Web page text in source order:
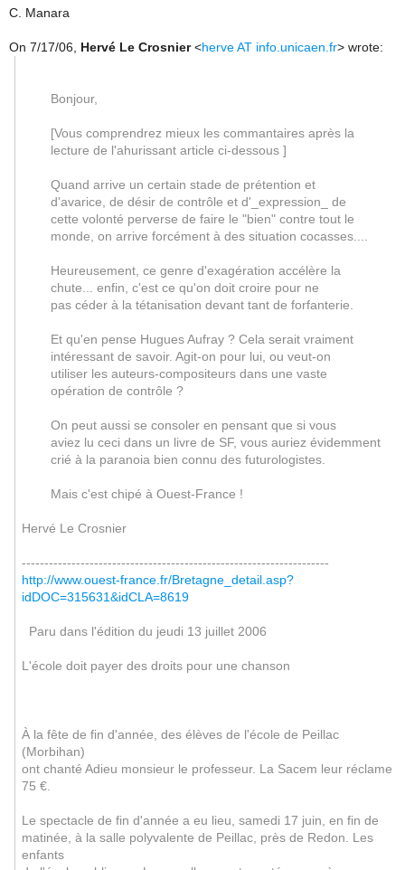
C. Manara
On 7/17/06, Hervé Le Crosnier<herve AT info.unicaen.fr> wrote:
Bonjour,
[Vous comprendrez mieux les commantaires après la
lecture de l'ahurissant article ci-dessous ]
Quand arrive un certain stade de prétention et
d'avarice, de désir de contrôle et d'_expression_ de
cette volonté perverse de faire le "bien" contre tout le
monde, on arrive forcément à des situation cocasses....
Heureusement, ce genre d'exagération accélère la
chute... enfin, c'est ce qu'on doit croire pour ne
pas céder à la tétanisation devant tant de forfanterie.
Et qu'en pense Hugues Aufray ? Cela serait vraiment
intéressant de savoir. Agit-on pour lui, ou veut-on
utiliser les auteurs-compositeurs dans une vaste
opération de contrôle ?
On peut aussi se consoler en pensant que si vous
aviez lu ceci dans un livre de SF, vous auriez évidemment
crié à la paranoia bien connu des futurologistes.
Mais c'est chipé à Ouest-France !
Hervé Le Crosnier
--------------------------------------------------------------------
http://www.ouest-france.fr/Bretagne_detail.asp?
idDOC=315631&idCLA=8619
Paru dans l'édition du jeudi 13 juillet 2006
L'école doit payer des droits pour une chanson
À la fête de fin d'année, des élèves de l'école de Peillac
(Morbihan)
ont chanté Adieu monsieur le professeur. La Sacem leur réclame
75 €.
Le spectacle de fin d'année a eu lieu, samedi 17 juin, en fin de
matinée, à la salle polyvalente de Peillac, près de Redon. Les
enfants